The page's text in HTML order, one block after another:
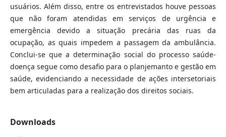
usuários. Além disso, entre os entrevistados houve pessoas
que não foram atendidas em serviços de urgência e
emergência devido a situação precária das ruas da
ocupação, as quais impedem a passagem da ambulância.
Conclui-se que a determinação social do processo saúde-
doença segue como desafio para o planjemanto e gestão em
saúde, evidenciando a necessidade de ações intersetoriais
bem articuladas para a realização dos direitos sociais.
Downloads